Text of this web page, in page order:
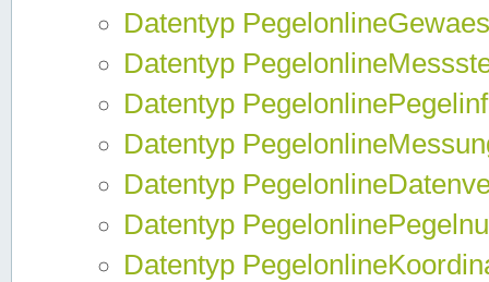
Datentyp
Datentyp
Datentyp
Datentyp
Datentyp
Datentyp
Datentyp